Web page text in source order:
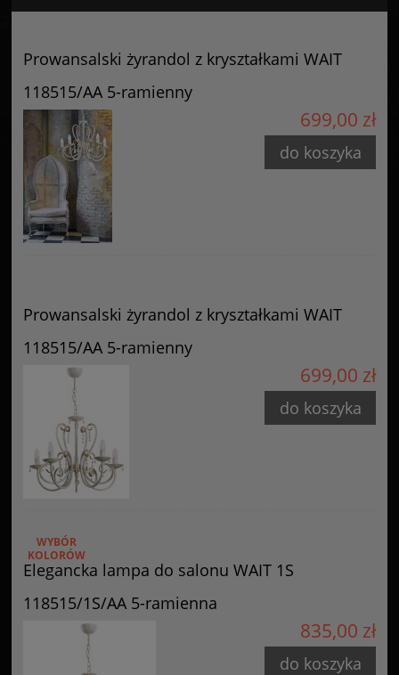
Certyfikaty i ostrzeżenie bezpieczeństwa
GOLDSUN
Starzyńskiego 6
42-224 Częstochowa, Polska
info@goldsun-lampy.pl
Prowansalski żyrandol z kryształkami WAIT
118515/AA 5-ramienny
699,00 zł
do koszyka
Prowansalski żyrandol z kryształkami WAIT
118515/AA 5-ramienny
699,00 zł
do koszyka
Elegancka lampa do salonu WAIT 1S
118515/1S/AA 5-ramienna
WYBÓR
KOLORÓW
835,00 zł
do koszyka